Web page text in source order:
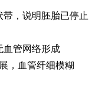
带，说明胚胎已停止
血管网络形成
，血管纤细模糊